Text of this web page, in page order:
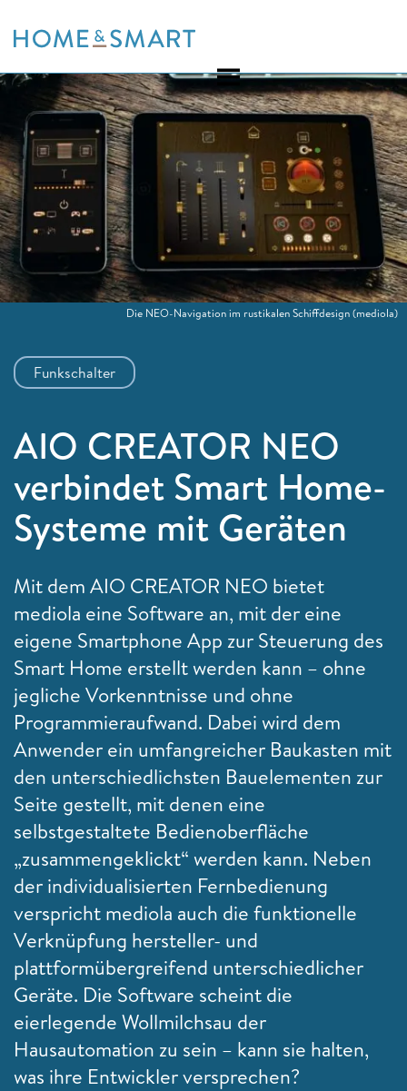
to
Funkschalter
AIO CREATOR NEO
verbindet Smart Home-
Systeme mit Geräten
Mit dem AIO CREATOR NEO bietet
mediola eine Software an, mit der eine
eigene Smartphone App zur Steuerung des
Smart Home erstellt werden kann – ohne
jegliche Vorkenntnisse und ohne
Programmieraufwand. Dabei wird dem
Anwender ein umfangreicher Baukasten mit
den unterschiedlichsten Bauelementen zur
Seite gestellt, mit denen eine
selbstgestaltete Bedienoberfläche
„zusammengeklickt“ werden kann. Neben
der individualisierten Fernbedienung
verspricht mediola auch die funktionelle
Verknüpfung hersteller- und
plattformübergreifend unterschiedlicher
Geräte. Die Software scheint die
eierlegende Wollmilchsau der
Hausautomation zu sein – kann sie halten,
was ihre Entwickler versprechen?
Die NEO-Navigation im rustikalen Schiffdesign(mediola)